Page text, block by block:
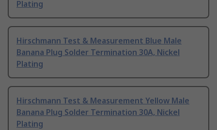
Plating
Hirschmann Test & Measurement Blue Male
Banana Plug Solder Termination 30A, Nickel
Plating
Hirschmann Test & Measurement Yellow Male
Banana Plug Solder Termination 30A, Nickel
Plating